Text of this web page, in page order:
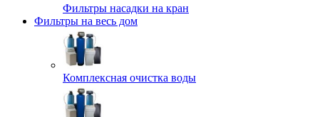
Фильтры насадки на кран
Фильтры на весь дом
Комплексная очистка воды